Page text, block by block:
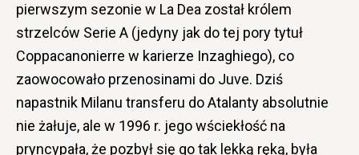
pierwszym sezonie w La Dea został królem
strzelców Serie A (jedyny jak do tej pory tytuł
Coppacanonierre w karierze Inzaghiego), co
zaowocowało przenosinami do Juve. Dziś
napastnik Milanu transferu do Atalanty absolutnie
nie żałuje, ale w 1996 r. jego wściekłość na
pryncypała, że pozbył się go tak lekką ręką, była